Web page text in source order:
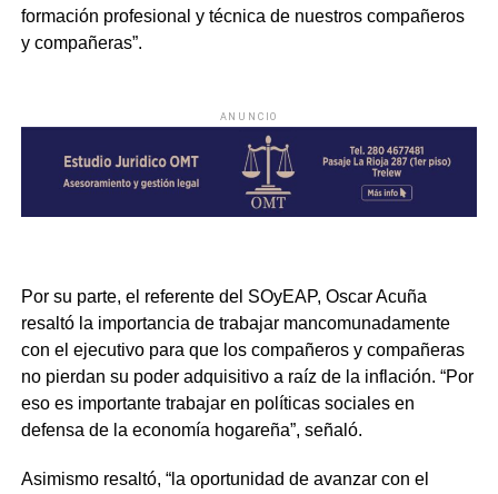
formación profesional y técnica de nuestros compañeros
y compañeras”.
ANUNCIO
Por su parte, el referente del SOyEAP, Oscar Acuña
resaltó la importancia de trabajar mancomunadamente
con el ejecutivo para que los compañeros y compañeras
no pierdan su poder adquisitivo a raíz de la inflación. “Por
eso es importante trabajar en políticas sociales en
defensa de la economía hogareña”, señaló.
Asimismo resaltó, “la oportunidad de avanzar con el